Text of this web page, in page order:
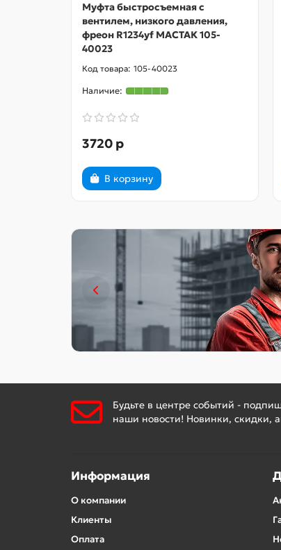
Муфта быстросъемная с
вентилем, низкого давления,
фреон R1234yf МАСТАК 105-
40023
105-40023
3720 р
В корзину
Будьте в центре событий -
наши новости! Новинки, скидки,
Информация
О компании
Клиенты
Оплата